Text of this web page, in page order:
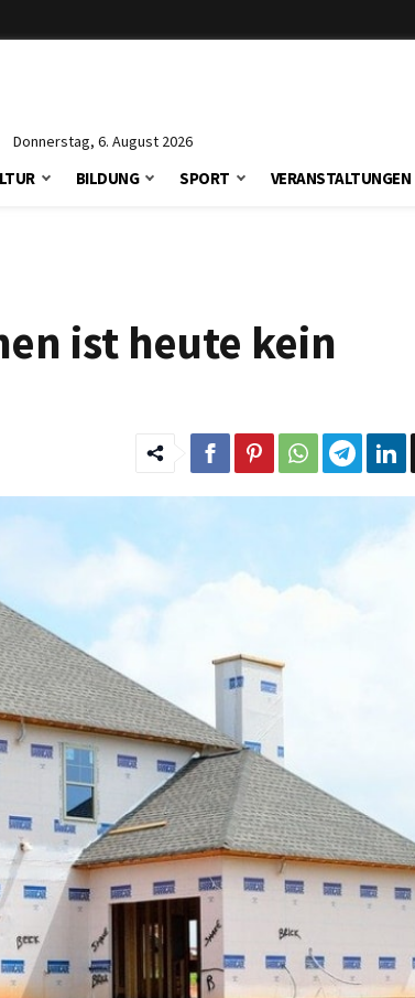
Donnerstag, 6. August 2026
BILDUNG SPORT VERANSTALTUNGEN
ist heute kein